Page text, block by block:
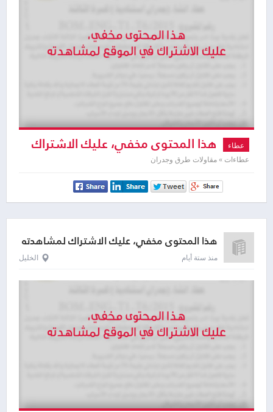
عطاء هذا المحتوى مخفي، عليك الاشتراك
لمشاهدته
عطاءات » مقاولات طرق وجدران
هذا المحتوى مخفي، عليك الاشتراك لمشاهدته
منذ ستة أيام الخليل